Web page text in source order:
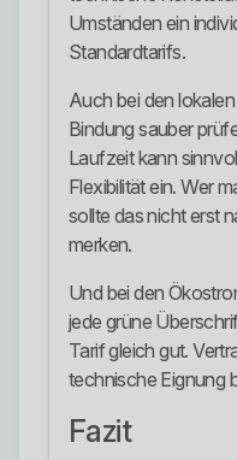
Umständen ein
Standardtarifs.
Auch bei den
Bindung sauber
Laufzeit kann
Flexibilität ein. Wer
sollte das nicht erst
merken.
Und bei den
jede grüne
Tarif gleich gut.
technische Eignung
Fazit